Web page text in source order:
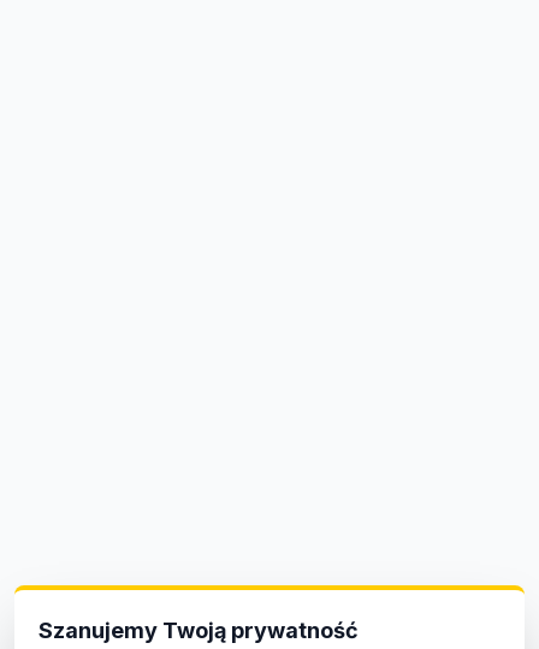
Szanujemy Twoją prywatność